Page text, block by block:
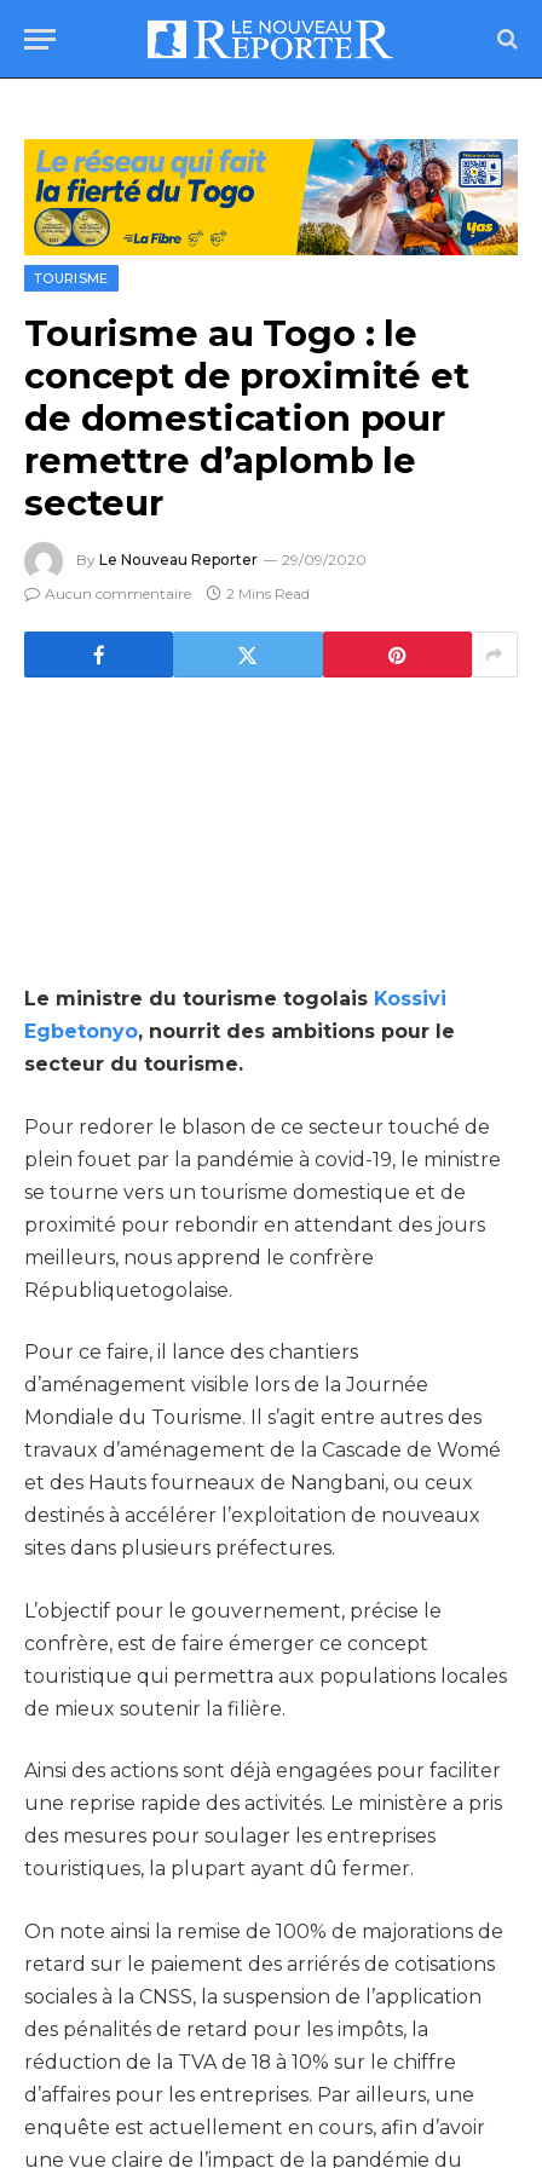
TOURISME
Tourisme au Togo : le
concept de proximité et
de domestication pour
remettre d’aplomb le
secteur
By Le Nouveau Reporter
29/09/2020
Aucun commentaire
2 Mins Read
Le ministre du tourisme togolais Kossivi
Egbetonyo, nourrit des ambitions pour le
secteur du tourisme.
Pour redorer le blason de ce secteur touché de
plein fouet par la pandémie à covid-19, le ministre
se tourne vers un tourisme domestique et de
proximité pour rebondir en attendant des jours
meilleurs, nous apprend le confrère
Républiquetogolaise.
Pour ce faire, il lance des chantiers
d’aménagement visible lors de la Journée
Mondiale du Tourisme. Il s’agit entre autres des
travaux d’aménagement de la Cascade de Womé
et des Hauts fourneaux de Nangbani, ou ceux
destinés à accélérer l’exploitation de nouveaux
sites dans plusieurs préfectures.
L’objectif pour le gouvernement, précise le
confrère, est de faire émerger ce concept
touristique qui permettra aux populations locales
de mieux soutenir la filière.
Ainsi des actions sont déjà engagées pour faciliter
une reprise rapide des activités. Le ministère a pris
des mesures pour soulager les entreprises
touristiques, la plupart ayant dû fermer.
On note ainsi la remise de 100% de majorations de
retard sur le paiement des arriérés de cotisations
sociales à la CNSS, la suspension de l’application
des pénalités de retard pour les impôts, la
réduction de la TVA de 18 à 10% sur le chiffre
d’affaires pour les entreprises. Par ailleurs, une
enquête est actuellement en cours, afin d’avoir
une vue claire de l’impact de la pandémie du